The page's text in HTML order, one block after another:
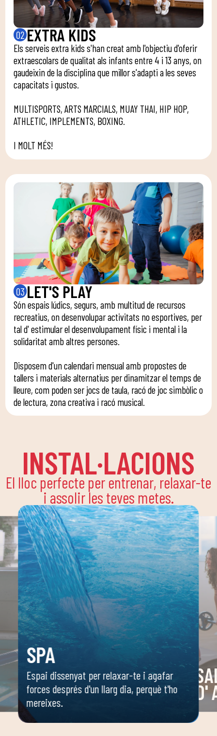
02 EXTRA KIDS
Els serveis extra kids s'han creat amb l'objectiu d'oferir
extraescolars de qualitat als infants entre 4 i 13 anys, on
gaudeixin de la disciplina que millor s'adapti a les seves
capacitats i gustos.
MULTISPORTS, ARTS MARCIALS, MUAY THAI, HIP HOP,
ATHLETIC, IMPLEMENTS, BOXING.
I MOLT MÉS!
03 LET'S PLAY
Són espais lúdics, segurs, amb multitud de recursos
recreatius, on desenvolupar activitats no esportives, per
tal d' estimular el desenvolupament físic i mental i la
solidaritat amb altres persones.
Disposem d'un calendari mensual amb propostes de
tallers i materials alternatius per dinamitzar el temps de
lleure, com poden ser jocs de taula, racó de joc simbòlic o
de lectura, zona creativa i racó musical.
INSTAL·LACIONS
El lloc perfecte per entrenar, relaxar-te
i assolir les teves metes.
SPA
Espai dissenyat per relaxar-te i agafar
forces després d'un llarg dia, perquè t'ho
mereixes.
D'